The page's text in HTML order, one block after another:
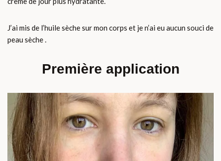
J’ai mis de l’huile sèche sur mon corps et je n’ai eu aucun souci de
peau sèche .
Première application